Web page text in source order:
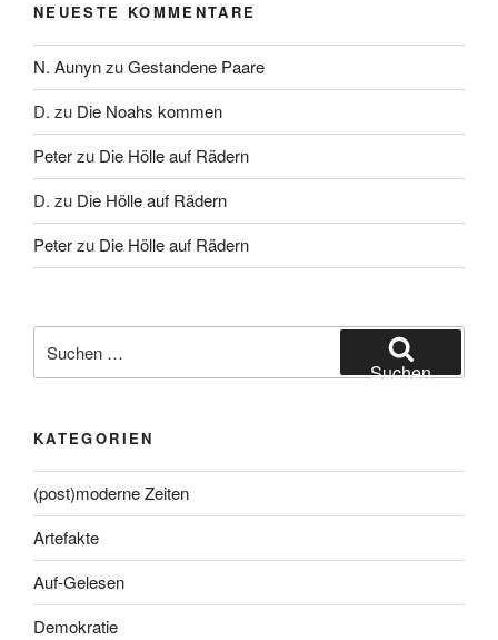
NEUESTE KOMMENTARE
N. AunynzuGestandene Paare
D. zu Die Noahs kommen
Peterzu Die Hölle auf Rädern
D. zu Die Hölle auf Rädern
Peterzu Die Hölle auf Rädern
nach:
Suchen
KATEGORIEN
(post)moderne Zeiten
Artefakte
Auf-Gelesen
Demokratie